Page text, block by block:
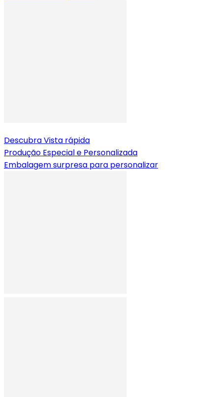
DescubraVista rápida
Produção Especial e Personalizada
Embalagem surpresa para personalizar